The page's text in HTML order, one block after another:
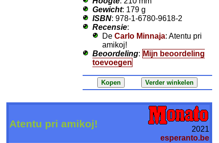
Gewicht: 179 g
ISBN: 978-1-6780-9618-2
Recensie:
De Carlo Minnaja: Atentu pri
amikoj!
Beoordeling: Mijn beoordeling
toevoegen
Atentu pri amikoj!
2021
esperanto.be